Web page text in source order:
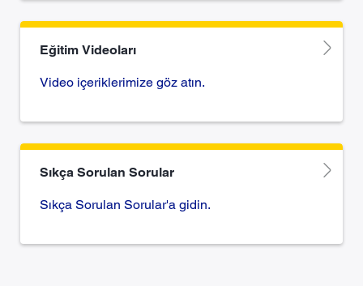
Eğitim Videoları
Video içeriklerimize göz atın.
Sıkça Sorulan Sorular
Sıkça Sorulan Sorular'a gidin.